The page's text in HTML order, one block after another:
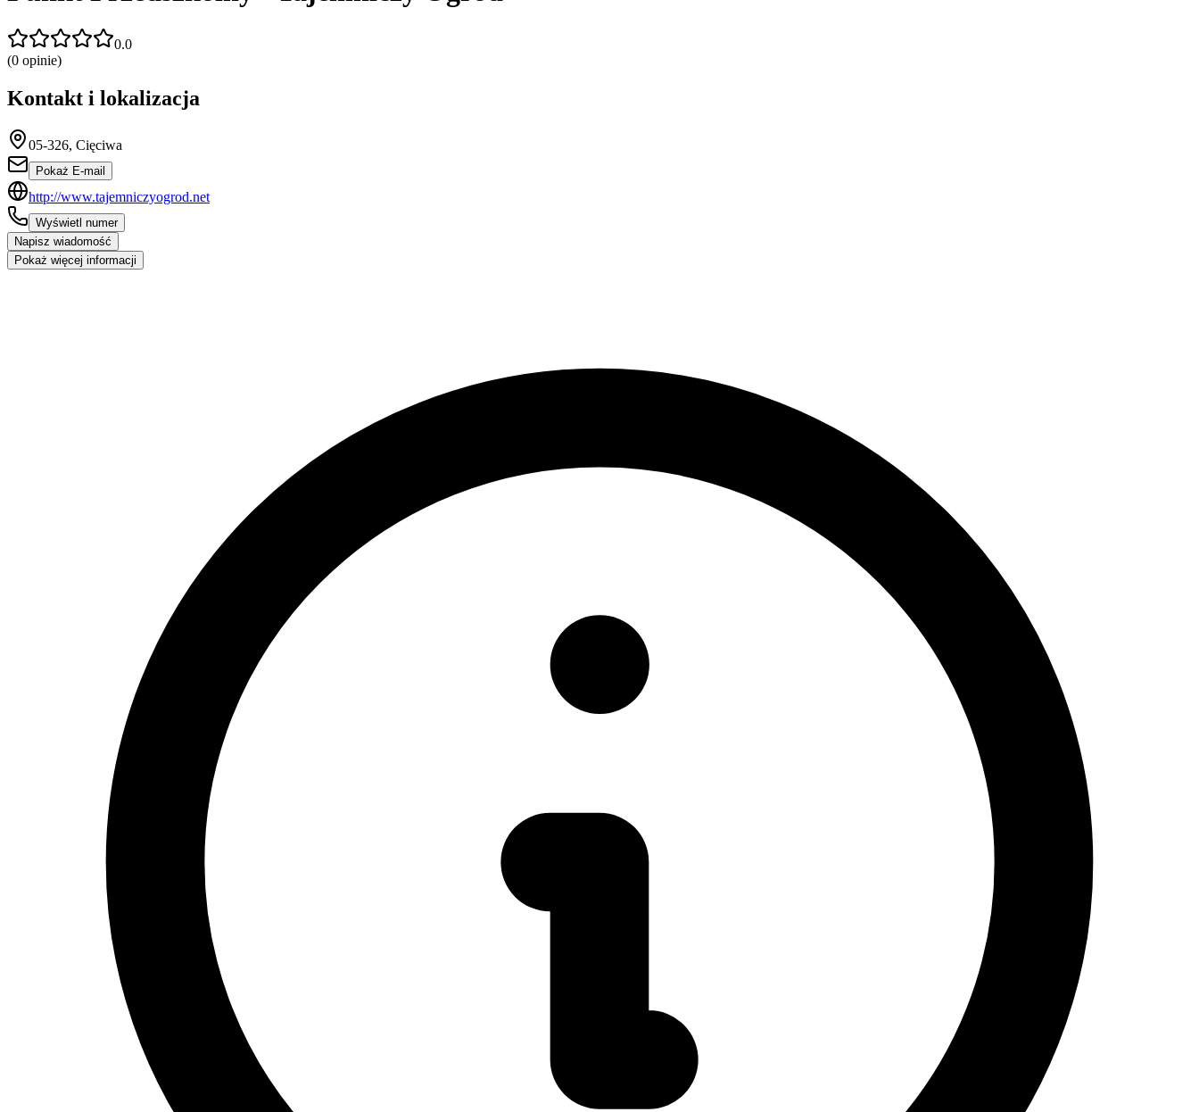
0.0
(0 opinie)
Kontakt i lokalizacja
05-326, Cięciwa
Pokaż E-mail
http://www.tajemniczyogrod.net
Wyświetl numer
Napisz wiadomość
Pokaż więcej informacji